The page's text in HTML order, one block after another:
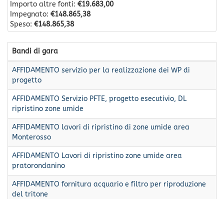
Importo altre fonti: €19.683,00
Impegnato: €148.865,38
Speso: €148.865,38
Bandi di gara
AFFIDAMENTO servizio per la realizzazione dei WP di
progetto
AFFIDAMENTO Servizio PFTE, progetto esecutivio, DL
ripristino zone umide
AFFIDAMENTO lavori di ripristino di zone umide area
Monterosso
AFFIDAMENTO Lavori di ripristino zone umide area
pratorondanino
AFFIDAMENTO fornitura acquario e filtro per riproduzione
del tritone